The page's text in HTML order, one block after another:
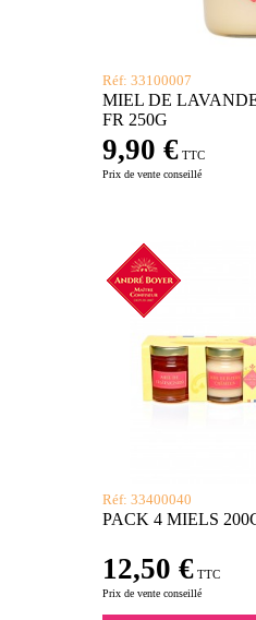
Réf: 33100007
MIEL DE
FR 250G
9,90 € TTC
Prix de vente conseillé
Réf: 33400040
PACK 4 MIELS
12,50 € TTC
Prix de vente conseillé